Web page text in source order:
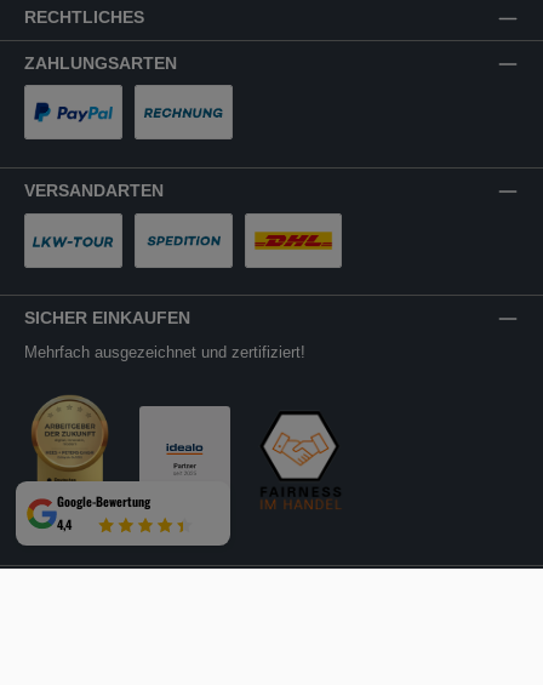
RECHTLICHES
ZAHLUNGSARTEN
VERSANDARTEN
SICHER EINKAUFEN
Mehrfach ausgezeichnet und zertifiziert!
Google-Bewertung
4,4